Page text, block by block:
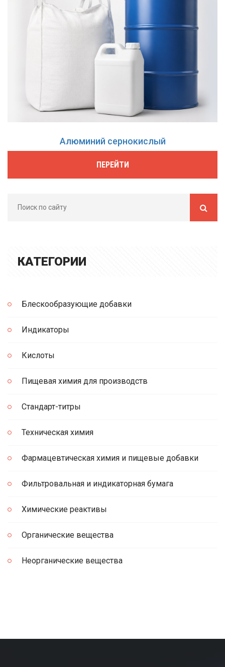
Алюминий сернокислый
ПЕРЕЙТИ
КАТЕГОРИИ
Блескообразующие добавки
Индикаторы
Кислоты
Пищевая химия для производств
Стандарт-титры
Техническая химия
Фармацевтическая химия и пищевые добавки
Фильтровальная и индикаторная бумага
Химические реактивы
Органические вещества
Неорганические вещества